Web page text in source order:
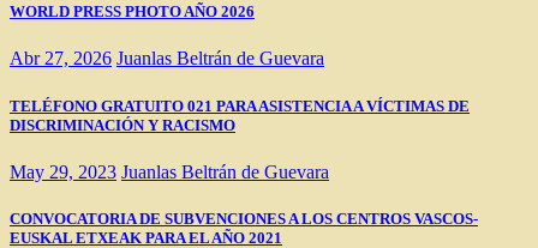
WORLD PRESS PHOTO AÑO 2026
Abr 27, 2026 Juanlas Beltrán de Guevara
TELÉFONO GRATUITO 021 PARA ASISTENCIA A VÍCTIMAS DE
DISCRIMINACIÓN Y RACISMO
May 29, 2023 Juanlas Beltrán de Guevara
CONVOCATORIA DE SUBVENCIONES A LOS CENTROS VASCOS-
EUSKAL ETXEAK PARA EL AÑO 2021